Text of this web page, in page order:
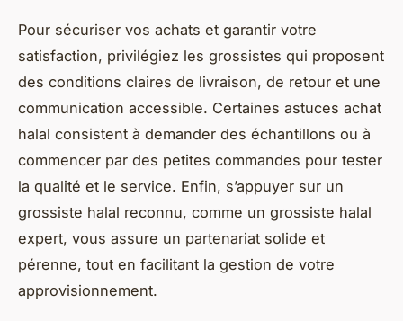
Pour sécuriser vos achats et garantir votre
satisfaction, privilégiez les grossistes qui proposent
des conditions claires de livraison, de retour et une
communication accessible. Certaines astuces achat
halal consistent à demander des échantillons ou à
commencer par des petites commandes pour tester
la qualité et le service. Enfin, s’appuyer sur un
grossiste halal reconnu, comme un grossiste halal
expert, vous assure un partenariat solide et
pérenne, tout en facilitant la gestion de votre
approvisionnement.